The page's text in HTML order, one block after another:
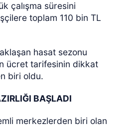
çalışma süresini
toplam 110 bin TL
hasat sezonu
ücret tarifesinin dikkat
biri oldu.
BAŞLADI
merkezlerden biri olan